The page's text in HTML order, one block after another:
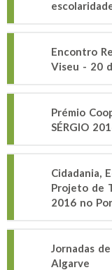
Encontro
Viseu - 20
Prémio
SÉRGIO
Cidadania,
Projeto de
2016 no
Jornadas
Algarve